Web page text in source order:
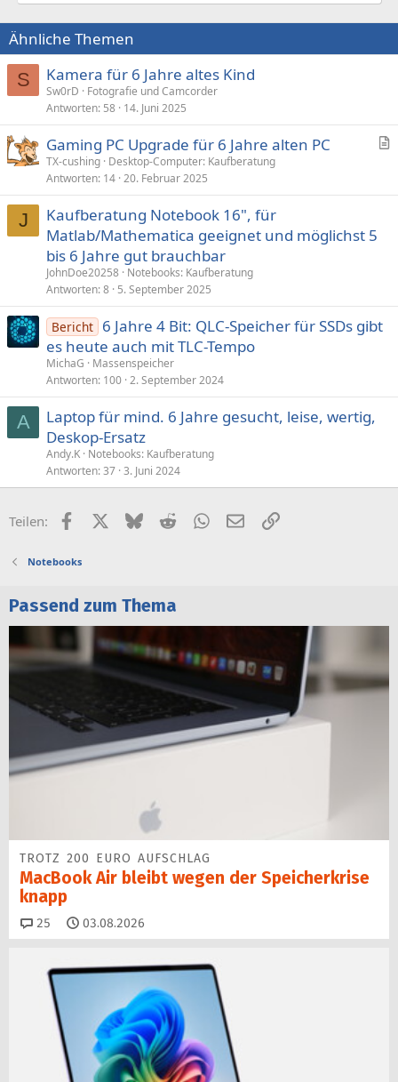
Ähnliche Themen
S Kamera für 6 Jahre altes Kind
Sw0rD
Fotografie und Camcorder
Antworten 58 14. Juni 2025
i
Gaming PC Upgrade für 6 Jahre alten PC
TX-cushing Desktop-Computer: Kaufberatung
Antworten 14 20. Februar 2025
J
Kaufberatung Notebook 16", für
Matlab/Mathematica geeignet und möglichst 5
bis 6 Jahre gut brauchbar
JohnDoe20258 Notebooks: Kaufberatung
Antworten 8 5. September 2025
Bericht 6 Jahre 4 Bit: QLC-Speicher für SSDs gibt
es heute auch mit TLC-Tempo
MichaG
Massenspeicher
Antworten 100 2. September 2024
A
Laptop für mind. 6 Jahre gesucht, leise, wertig,
Deskop-Ersatz
Andy.K Notebooks: Kaufberatung
Antworten 37 3. Juni 2024
Teilen: FacebookX (Twitter)
BlueskyRedditWhatsApp
E-MailLink
Notebooks
Passend zum Thema
TROTZ 200 EURO AUFSCHLAG
MacBook Air bleibt wegen der Speicherkrise
knapp
25 Kommentare
03.08.2026